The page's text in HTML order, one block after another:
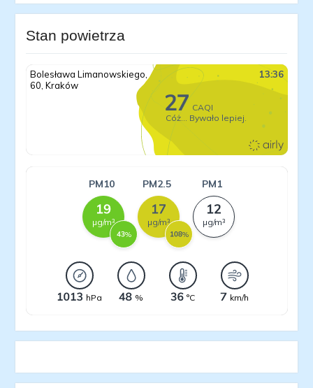
Stan powietrza